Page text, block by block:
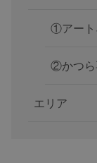
①アート
②かつ
エリア